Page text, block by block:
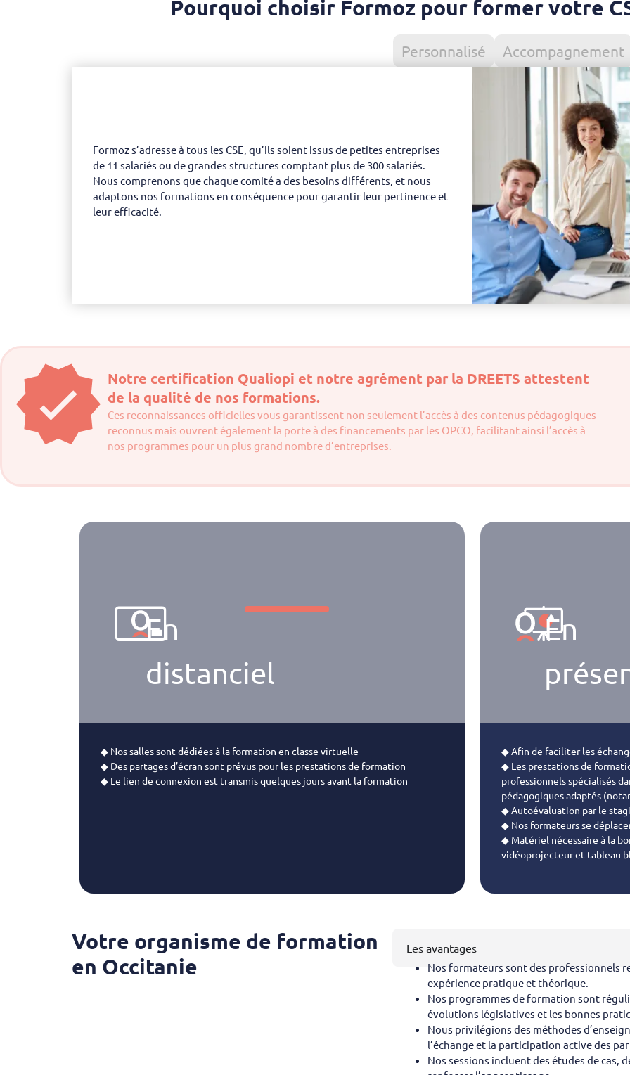
Pourquoi choisir Formoz pour former votre
Personnalisé Accompagnement
Formoz s’adresse à tous les CSE, qu’ils soient issus de petites entreprises
de 11 salariés ou de grandes structures comptant plus de 300 salariés.
Nous comprenons que chaque comité a des besoins différents, et nous
adaptons nos formations en conséquence pour garantir leur pertinence et
leur efficacité.
Notre certification Qualiopi et notre agrément par la DREETS attestent
de la qualité de nos formations.
Ces reconnaissances officielles vous garantissent non seulement l’accès à des contenus pédagogiques
reconnus mais ouvrent également la porte à des financements par les OPCO, facilitant ainsi l’accès à
nos programmes pour un plus grand nombre d’entreprises.
En
distanciel
En
◆ Nos salles sont dédiées à la formation en classe virtuelle
◆ Des partages d’écran sont prévus pour les prestations de formation
◆ Le lien de connexion est transmis quelques jours avant la formation
◆ Afin de faciliter les
◆ Les prestations de
professionnels spécialisés
pédagogiques adaptés
◆ Autoévaluation par le
◆ Nos formateurs se
◆ Matériel nécessaire à la
vidéoprojecteur et tableau
Votre organisme de formation
en Occitanie
Les avantages
Nos formateurs sont des professionnels
expérience pratique et théorique.
Nos programmes de formation sont
évolutions législatives et les bonnes
Nous privilégions des méthodes
l’échange et la participation active des
Nos sessions incluent des études de cas,